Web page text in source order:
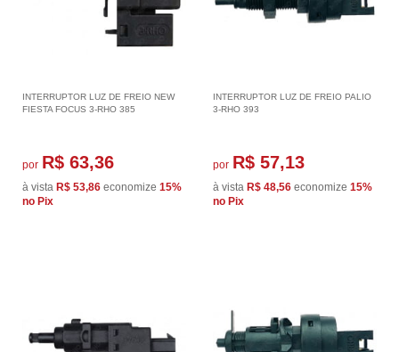
INTERRUPTOR LUZ DE FREIO NEW
FIESTA FOCUS 3-RHO 385
por R$ 63,36
à vista R$ 53,86 economize 15%
no Pix
INTERRUPTOR LUZ DE FREIO PALIO
3-RHO 393
por R$ 57,13
à vista R$ 48,56 economize 15%
no Pix